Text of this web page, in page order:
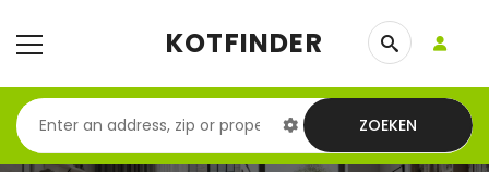
KOTFINDER
ZOEKEN